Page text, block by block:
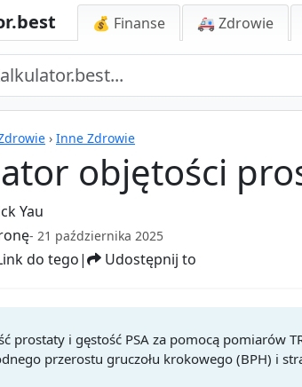
💰 Finanse 🚑 Zdrowie
› Inne Zdrowie
objętości
Yau
- 21 października 2025
do tego| Udostępnij to
prostaty i gęstość PSA za pomocą pomiarów
przerostu gruczołu krokowego (BPH) i